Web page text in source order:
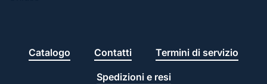
Catalogo Contatti Termini di servizio
Spedizioni e resi